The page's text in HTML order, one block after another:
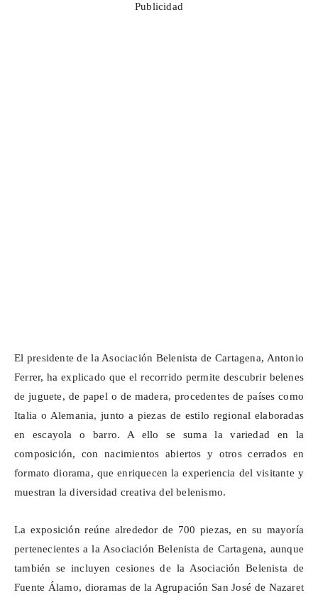
Publicidad
El presidente de la Asociación Belenista de Cartagena, Antonio
Ferrer, ha explicado que el recorrido permite descubrir belenes
de juguete, de papel o de madera, procedentes de países como
Italia o Alemania, junto a piezas de estilo regional elaboradas
en escayola o barro. A ello se suma la variedad en la
composición, con nacimientos abiertos y otros cerrados en
formato diorama, que enriquecen la experiencia del visitante y
muestran la diversidad creativa del belenismo.
La exposición reúne alrededor de 700 piezas, en su mayoría
pertenecientes a la Asociación Belenista de Cartagena, aunque
también se incluyen cesiones de la Asociación Belenista de
Fuente Álamo, dioramas de la Agrupación San José de Nazaret